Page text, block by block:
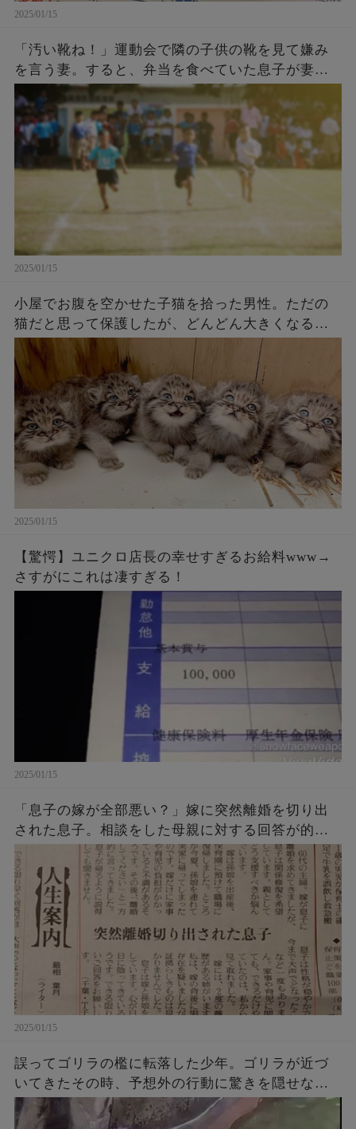
2025/01/15
「汚い靴ね！」運動会で隣の子供の靴を見て嫌み
を言う妻。すると、弁当を食べていた息子が妻に
話した言葉に胸を打たれる
2025/01/15
小屋でお腹を空かせた子猫を拾った男性。ただの
猫だと思って保護したが、どんどん大きくなるに
つれてその正体にビックリ【感動】!
2025/01/15
【驚愕】ユニクロ店長の幸せすぎるお給料www→
さすがにこれは凄すぎる！
2025/01/15
「息子の嫁が全部悪い？」嫁に突然離婚を切り出
された息子。相談をした母親に対する回答が的確
過ぎると話題に！
2025/01/15
誤ってゴリラの檻に転落した少年。ゴリラが近づ
いてきたその時、予想外の行動に驚きを隠せない
【感動】